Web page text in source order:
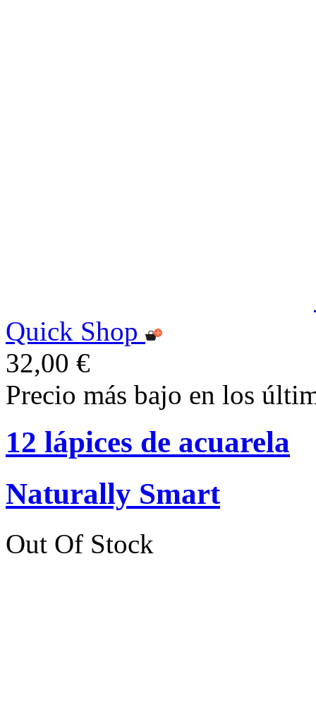
Quick Shop
32,00 €
Precio más bajo en los
12 lápices de acuarela
Naturally Smart
Out Of Stock